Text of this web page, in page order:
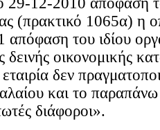
(πρακτικό 1065α) η
του ιδίου
οικονομικής
εταιρία δεν
και το
διάφοροι».